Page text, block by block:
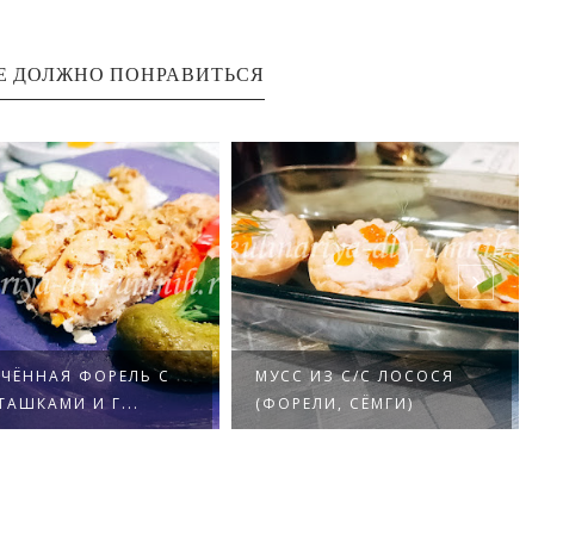
ДОЛЖНО ПОНРАВИТЬСЯ
ФОРЕЛЬ С
И Г...
МУСС ИЗ С/С ЛОСОСЯ
(ФОРЕЛИ, СЁМГИ)